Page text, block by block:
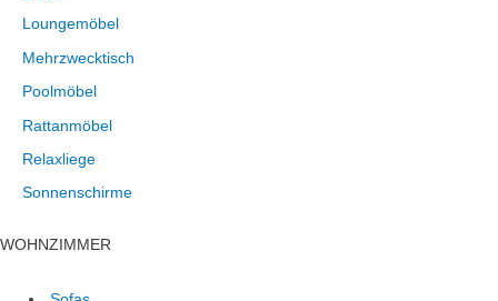
Loungemöbel
Mehrzwecktisch
Poolmöbel
Rattanmöbel
Relaxliege
Sonnenschirme
WOHNZIMMER